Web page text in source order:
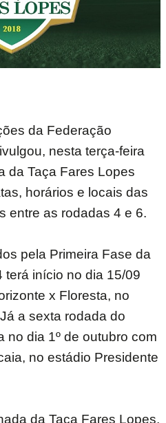
da Federação
nesta terça-feira
da Taça Fares Lopes
horários e locais das
entre as rodadas 4 e 6.
pela Primeira Fase da
terá início no dia 15/09
x Floresta, no
a sexta rodada do
no dia 1º de outubro com
no estádio Presidente
da Taça Fares Lopes,